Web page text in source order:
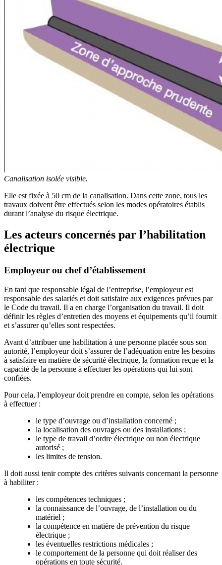
Canalisation isolée visible.
Elle est fixée à 50 cm de la canalisation. Dans cette zone, tous les
travaux doivent être effectués selon les modes opératoires établis
durant l’analyse du risque électrique.
Les acteurs concernés par l’habilitation
électrique
Employeur ou chef d’établissement
En tant que responsable légal de l’entreprise, l’employeur est
responsable des salariés et doit satisfaire aux exigences prévues par
le Code du travail. Il a en charge l’organisation du travail. Il doit
définir les règles d’entretien des moyens et équipements qu’il fournit
et s’assurer qu’elles sont respectées.
Avant d’attribuer une habilitation à une personne placée sous son
autorité, l’employeur doit s’assurer de l’adéquation entre les besoins
à satisfaire en matière de sécurité électrique, la formation reçue et la
capacité de la personne à effectuer les opérations qui lui sont
confiées.
Pour cela, l’employeur doit prendre en compte, selon les opérations
à effectuer :
le type d’ouvrage ou d’installation concerné ;
la localisation des ouvrages ou des installations ;
le type de travail d’ordre électrique ou non électrique
autorisé ;
les limites de tension.
Il doit aussi tenir compte des critères suivants concernant la personne
à habiliter :
les compétences techniques ;
la connaissance de l’ouvrage, de l’installation ou du
matériel ;
la compétence en matière de prévention du risque
électrique ;
les éventuelles restrictions médicales ;
le comportement de la personne qui doit réaliser des
opérations en toute sécurité.